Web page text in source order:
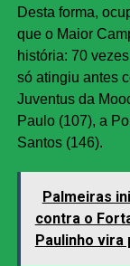
Desta forma,
que o Maior
história: 70
só atingiu antes
Juventus da
Paulo (107), a
Santos (146).
Palmeiras
contra o
Paulinho vira